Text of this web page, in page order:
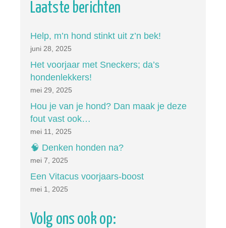
Laatste berichten
Help, m’n hond stinkt uit z’n bek!
juni 28, 2025
Het voorjaar met Sneckers; da’s
hondenlekkers!
mei 29, 2025
Hou je van je hond? Dan maak je deze
fout vast ook…
mei 11, 2025
🧠 Denken honden na?
mei 7, 2025
Een Vitacus voorjaars-boost
mei 1, 2025
Volg ons ook op: